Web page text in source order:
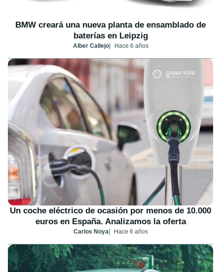
BMW creará una nueva planta de ensamblado de
baterías en Leipzig
Alber Callejo Hace 6 años
Un coche eléctrico de ocasión por menos de 10.000
euros en España. Analizamos la oferta
Carlos Noya Hace 6 años